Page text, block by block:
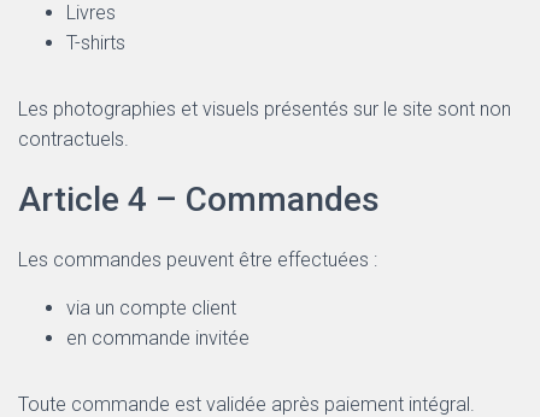
Livres
T-shirts
Les photographies et visuels présentés sur le site sont non
contractuels.
Article 4 – Commandes
Les commandes peuvent être effectuées :
via un compte client
en commande invitée
Toute commande est validée après paiement intégral.